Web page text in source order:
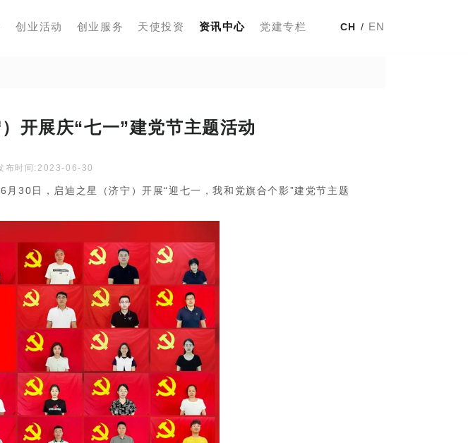
创业活动 创业服务 天使投资 资讯中心 党建专栏 CH / EN
开展庆“七一”建党节主题活动
布时间:2023-06-30
30日，启迪之星（济宁）开展“迎七一，我和党旗合个影”建党节主题